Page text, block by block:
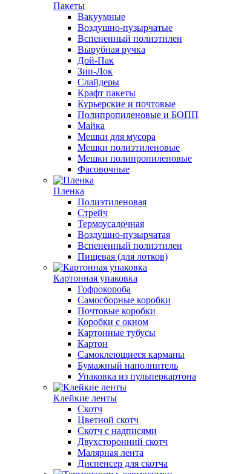
Пакеты
Вакуумные
Воздушно-пузырчатые
Вспененный полиэтилен
Вырубная ручка
Дой-Пак
Зип-Лок
Слайдеры
Крафт пакеты
Курьерские и почтовые
Полипропиленовые и БОПП
Майка
Мешки для мусора
Мешки полиэтиленовые
Мешки полипропиленовые
Фасовочные
Пленка
Полиэтиленовая
Стрейч
Термоусадочная
Воздушно-пузырчатая
Вспененный полиэтилен
Пищевая (для лотков)
Картонная упаковка
Гофрокороба
Самосборные коробки
Почтовые коробки
Коробки с окном
Картонные тубусы
Картон
Самоклеющиеся карманы
Бумажный наполнитель
Упаковка из пульперкартона
Клейкие ленты
Скотч
Цветной скотч
Скотч с надписями
Двухсторонний скотч
Малярная лента
Диспенсер для скотча